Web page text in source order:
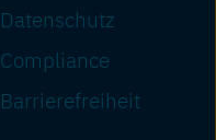
Datenschutz
Compliance
Barriere­freiheit